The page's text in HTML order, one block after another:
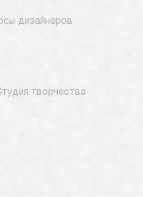
дизайнеров
творчества